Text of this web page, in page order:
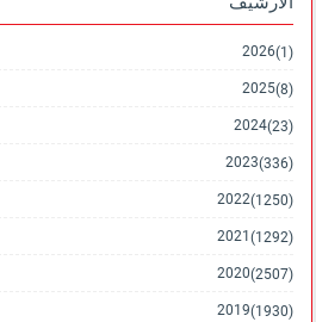
2026 (1)
2025 (8)
2024 (23)
2023 (336)
2022 (1250)
2021 (1292)
2020 (2507)
2019 (1930)